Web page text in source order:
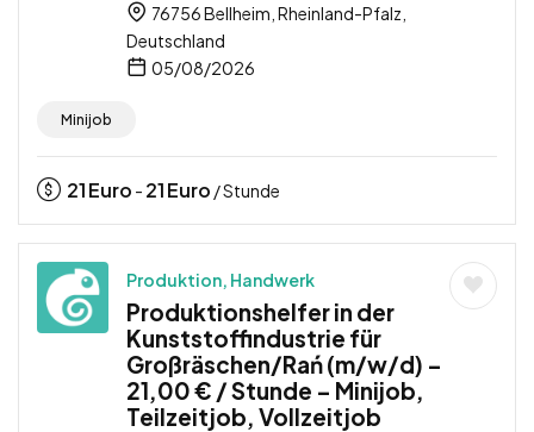
76756 Bellheim, Rheinland-Pfalz,
Deutschland
05/08/2026
Minijob
21Euro - 21Euro / Stunde
Produktion, Handwerk
Produktionshelfer in der
Kunststoffindustrie für
Großräschen/Rań (m/w/d) –
21,00 € / Stunde – Minijob,
Teilzeitjob, Vollzeitjob